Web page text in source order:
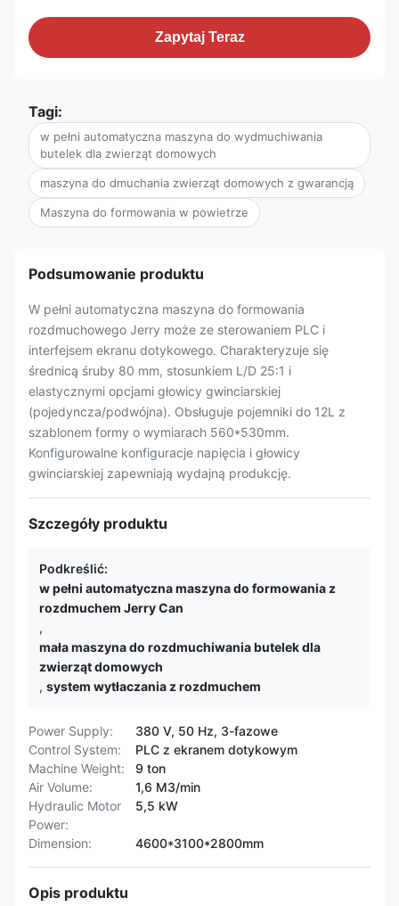
Zapytaj Teraz
Tagi:
w pełni automatyczna maszyna do wydmuchiwania
butelek dla zwierząt domowych
maszyna do dmuchania zwierząt domowych z gwarancją
Maszyna do formowania w powietrze
Podsumowanie produktu
W pełni automatyczna maszyna do formowania
rozdmuchowego Jerry może ze sterowaniem PLC i
interfejsem ekranu dotykowego. Charakteryzuje się
średnicą śruby 80 mm, stosunkiem L/D 25:1 i
elastycznymi opcjami głowicy gwinciarskiej
(pojedyncza/podwójna). Obsługuje pojemniki do 12L z
szablonem formy o wymiarach 560*530mm.
Konfigurowalne konfiguracje napięcia i głowicy
gwinciarskiej zapewniają wydajną produkcję.
Szczegóły produktu
Podkreślić:
w pełni automatyczna maszyna do formowania z
rozdmuchem Jerry Can
,
mała maszyna do rozdmuchiwania butelek dla
zwierząt domowych
, system wytłaczania z rozdmuchem
Power Supply:
380 V, 50 Hz, 3-fazowe
Control System:
PLC z ekranem dotykowym
Machine Weight:
9 ton
Air Volume:
1,6 M3/min
Hydraulic Motor
Power:
5,5 kW
Dimension: 4600*3100*2800mm
Opis produktu